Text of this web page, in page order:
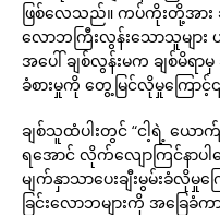
ဖြစ်လေသည်။ ကပ်ကိုးတို့အား ခ
လောဘကြီးလွန်းသောသူများ
အပေါ် ချစ်လွန်းမက ချစ်မိရ
ခံစားမှုကို တွေ့မြင်လိုမှုကြောင့်၎
ချစ်သူထံပါးတွင် “ငါ့ရဲ့ ယောက်
ရအောင် လိုက်လျောကြင်နာ
မျက်နှာသာပေးချီးမွမ်းခံလိုမှုက
ခြင်းလောဘများကို အခြေခံက